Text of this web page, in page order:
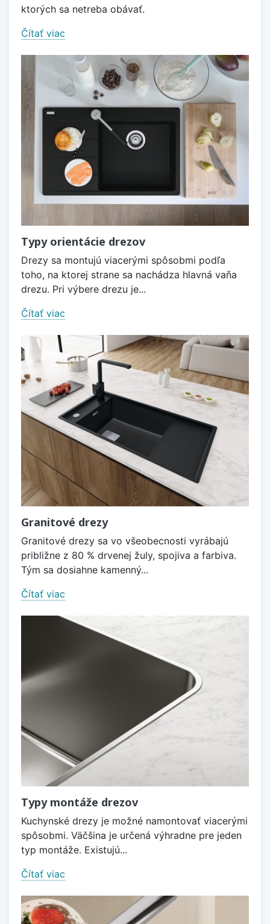
ktorých sa netreba obávať.
Čítať viac
Typy orientácie drezov
Drezy sa montujú viacerými spôsobmi podľa
toho, na ktorej strane sa nachádza hlavná vaňa
drezu. Pri výbere drezu je...
Čítať viac
Granitové drezy
Granitové drezy sa vo všeobecnosti vyrábajú
približne z 80 % drvenej žuly, spojiva a farbiva.
Tým sa dosiahne kamenný...
Čítať viac
Typy montáže drezov
Kuchynské drezy je možné namontovať viacerými
spôsobmi. Väčšina je určená výhradne pre jeden
typ montáže. Existujú...
Čítať viac